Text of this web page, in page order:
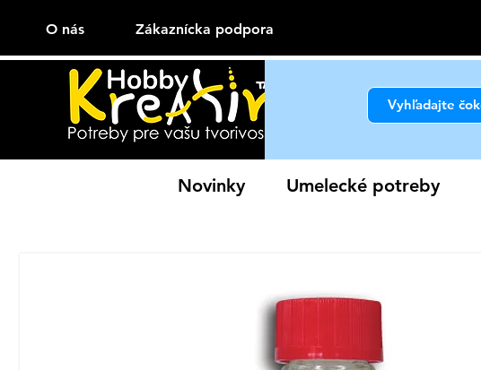
O nás Zákaznícka podpora
Novinky Umelecké potreby